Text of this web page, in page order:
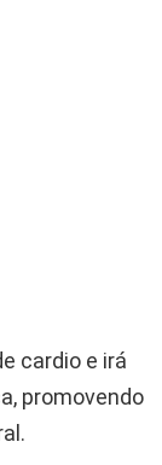
cardio e irá
promovendo